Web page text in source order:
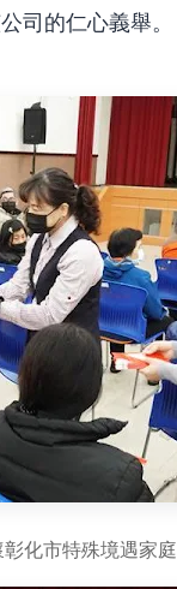
司的仁心義舉。
化市特殊境遇家庭